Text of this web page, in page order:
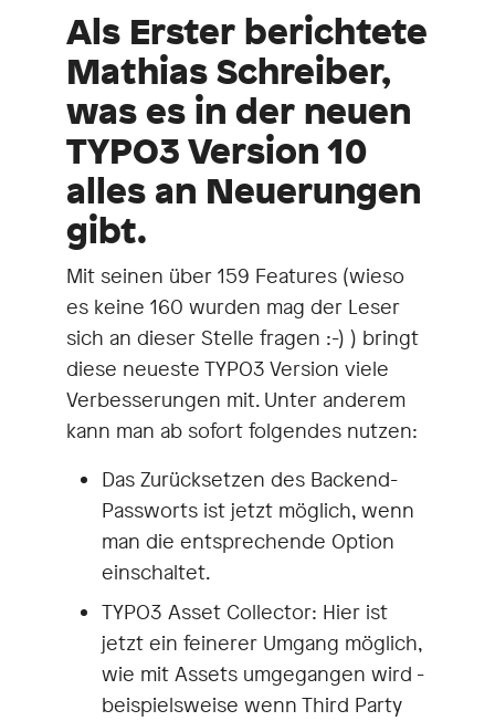
Als Erster berichtete
Mathias Schreiber,
was es in der neuen
TYPO3 Version 10
alles an Neuerungen
gibt.
Mit seinen über 159 Features (wieso
es keine 160 wurden mag der Leser
sich an dieser Stelle fragen :-) ) bringt
diese neueste TYPO3 Version viele
Verbesserungen mit. Unter anderem
kann man ab sofort folgendes nutzen:
Das Zurücksetzen des Backend-
Passworts ist jetzt möglich, wenn
man die entsprechende Option
einschaltet.
TYPO3 Asset Collector: Hier ist
jetzt ein feinerer Umgang möglich,
wie mit Assets umgegangen wird -
beispielsweise wenn Third Party